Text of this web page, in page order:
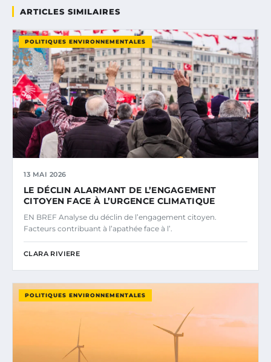
ARTICLES SIMILAIRES
POLITIQUES ENVIRONNEMENTALES
13 MAI 2026
LE DÉCLIN ALARMANT DE L’ENGAGEMENT
CITOYEN FACE À L’URGENCE CLIMATIQUE
EN BREF Analyse du déclin de l’engagement citoyen.
Facteurs contribuant à l’apathée face à l’.
CLARA RIVIERE
POLITIQUES ENVIRONNEMENTALES